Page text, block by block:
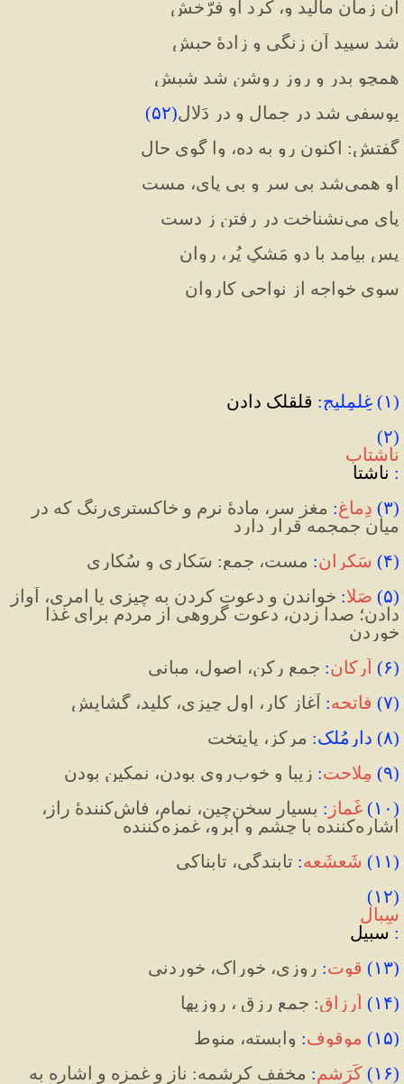
آن زمان مالید و، کرد او فرّخش
شد سپید آن زنگی و زادهٔ حبش
همچو بدر و روز روشن شد شبش
یوسفی شد در جمال و در دَلال(۵۲)
گفتش: اکنون رو به ده، وا گوی حال
او همی‌شد بی سر و بی پای، مست
پای می‌نشناخت در رفتن ز دست
پس بیامد با دو مَشکِ پُر، روان
سوی خواجه از نواحی کاروان
(۱) غِلمِلیج:
قلقلک دادن
(۲)
ناشتاب
: ناشتا
(۳) دِماغ: مغز سر، مادۀ نرم و خاکستری
میان جمجمه قرار دارد
(۴) سَکران: مست، جمع: سَکاری و سُکاری
(۵) صَلا: خواندن و دعوت کردن به
خوردن
(۶) اَرکان: جمع رکن، اصول، مبانی
(۷) فاتحه: آغاز کار، اول چیزی، کلید، گشایش
(۸) دارمُلک: مرکز، پایتخت
(۹) مِلاحت: زیبا و خوبروی بودن، نمکین بودن
(۱۰) غَماز : بسیار سخنچین، نمام، فاش
اشارهکننده با چشم و ابرو، غمزهکننده
(۱۱) شَعشَعه: تابندگی، تابناکی
(۱۲)
سِبال
: سبیل
(۱۳) قوت: روزی، خوراک، خوردنی
(۱۴) اَرزاق: جمع رِزق ، روزیها
(۱۵) موقوف: وابسته، منوط
(۱۶) کَرَشم: